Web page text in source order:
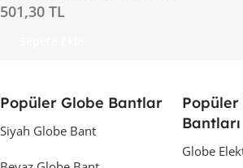
501,30 TL
Popüler Globe Bantlar
Siyah Globe Bant
Bantları
Globe